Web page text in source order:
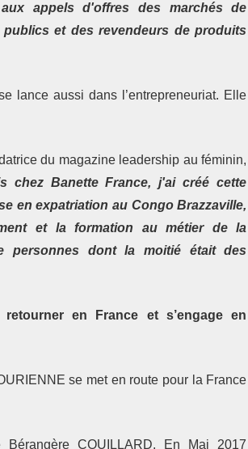
appels d'offres des marchés de
et des revendeurs de produits
lance aussi dans l’entrepreneuriat. Elle
du magazine leadership au féminin,
Banette France, j'ai créé cette
en expatriation au Congo Brazzaville,
et la formation au métier de la
personnes dont la moitié était des
retourner en France et s’engage en
se met en route pour la France
COUILLARD. En Mai 2017